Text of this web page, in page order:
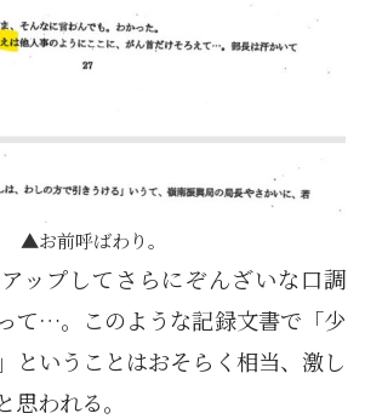
お前呼ばわり。
ップしてさらにぞんざいな口調
て…。このような記録文書で「少
ということはおそらく相当、激し
われる。